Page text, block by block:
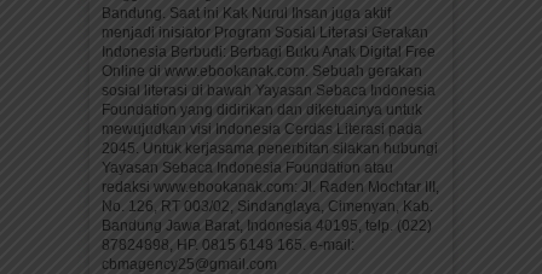
Bandung. Saat ini Kak Nurul Ihsan juga aktif
menjadi inisiator Program Sosial Literasi Gerakan
Indonesia Berbudi: Berbagi Buku Anak Digital Free
Online di www.ebookanak.com. Sebuah gerakan
sosial literasi di bawah Yayasan Sebaca Indonesia
Foundation yang didirikan dan diketuainya untuk
mewujudkan visi Indonesia Cerdas Literasi pada
2045. Untuk kerjasama penerbitan silakan hubungi
Yayasan Sebaca Indonesia Foundation atau
redaksi www.ebookanak.com: Jl. Raden Mochtar III,
No. 126, RT 003/02, Sindanglaya, Cimenyan, Kab.
Bandung Jawa Barat, Indonesia 40195, telp. (022)
87824898, HP. 0815 6148 165. e-mail:
cbmagency25@gmail.com